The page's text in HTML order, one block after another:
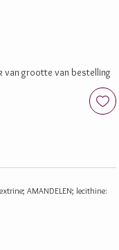
van grootte van bestelling
AMANDELEN; lecithine: